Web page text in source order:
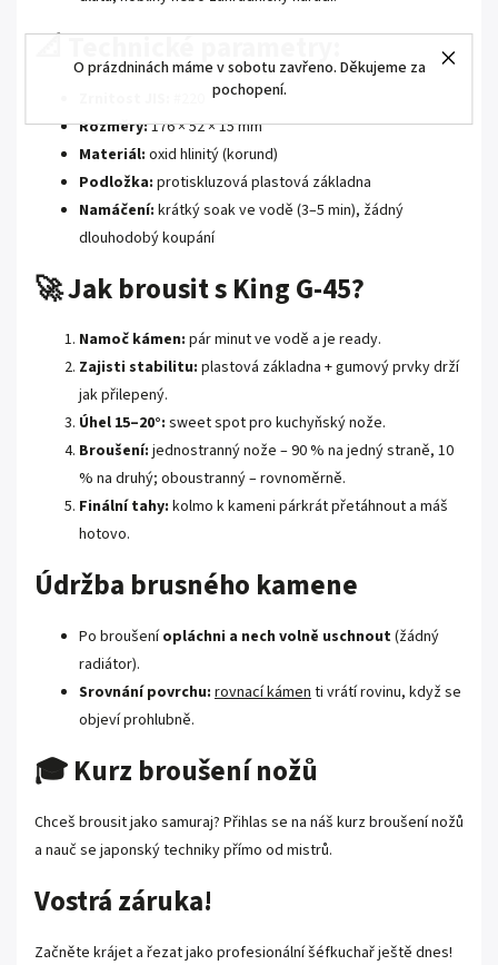
O prázdninách máme v sobotu zavřeno. Děkujeme za
pochopení.
📐 Technické parametry:
Rozměry:176 × 52 × 15 mm
Materiál: oxid hlinitý (korund)
Podložka: protiskluzová plastová základna
Namáčení: krátký soak ve vodě (3–5 min), žádný
dlouhodobý koupání
🚀 Jak brousit s King G-45?
Namoč kámen: pár minut ve vodě a je ready.
Zajisti stabilitu: plastová základna + gumový prvky drží
jak přilepený.
Úhel 15–20°: sweet spot pro kuchyňský nože.
Broušení: jednostranný nože – 90 % na jedný straně, 10
% na druhý; oboustranný – rovnoměrně.
Finální tahy: kolmo k kameni párkrát přetáhnout a máš
hotovo.
Údržba brusného kamene
Po broušeníopláchni a nech volně uschnout(žádný
radiátor).
Srovnání povrchu: rovnací kámenti vrátí rovinu, když se
objeví prohlubně.
🎓 Kurz broušení nožů
Chceš brousit jako samuraj? Přihlas se na náš kurz broušení nožů
a nauč se japonský techniky přímo od mistrů.
Vostrá záruka!
Začněte krájet a řezat jako profesionální šéfkuchař ještě dnes!